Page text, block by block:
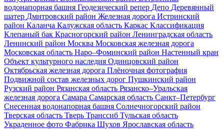
водонапорная башня Геодезический репер Депо Деревянный
шатер Дмитровский район Железная дорога Истринский
район Каланча Калужская область Каркас Классификация
Клепаный бак Красногорский район Ленинградская область
Ленинский район Москва Московская железная дорога
Московская область Наро–Фоминский район Настенный кран
Объект культурного наследия Одинцовский район
Октябрьская железная дорога Плёночная фотография
Подвижной состав железных дорог Пушкинский район
Рузский район Рязанская область Рязанско–Уральская
железная дорога Самара Самарская область Санкт–Петербург
Снесенная водонапорная башня Солнечногорский район
Тверская область Тверь Транссиб Тульская область
Украденное фото Фабрика Шухов Ярославская область